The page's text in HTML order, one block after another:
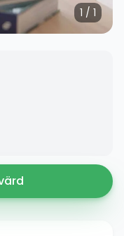
1 / 1